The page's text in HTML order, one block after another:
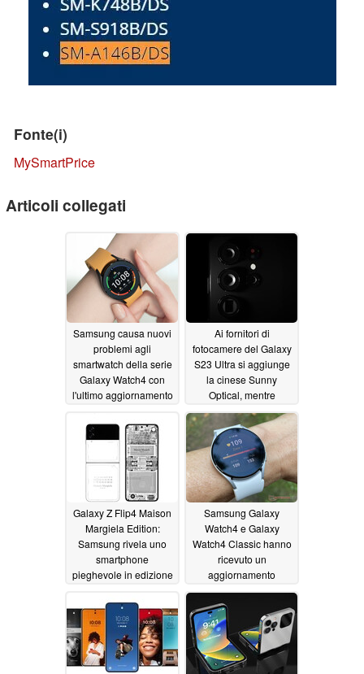
Fonte(i)
MySmartPrice
Articoli collegati
Samsung causa nuovi
problemi agli
smartwatch della serie
Galaxy Watch4 con
l'ultimo aggiornamento
risolvere un problema
critico11/12/2022
Ai fornitori di
fotocamere del Galaxy
S23 Ultra si aggiunge
la cinese Sunny
Optical, mentre
Samsung esclude
Sony dal quadro della
serie S23
11/11/2022
Galaxy Z Flip4 Maison
Margiela Edition:
Samsung rivela uno
smartphone
pieghevole in edizione
personalizzato, nuovi
accessori e un "nuovo
design UX"11/10/2022
Samsung Galaxy
Watch4 e Galaxy
Watch4 Classic hanno
ricevuto un
aggiornamento
difettoso che manda in
tilt alcuni smartwatch
11/09/2022